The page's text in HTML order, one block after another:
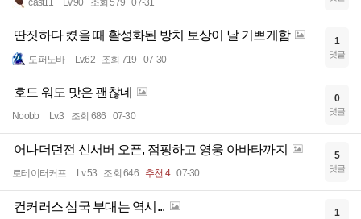
딴짓하다 켰을 때 활성화된 방치 보상이 날 기쁘게함
도퍼노바 Lv.62 조회 719 07-30
1
댓글
호드 워도 맛은 괜찮네
Noobb Lv.3 조회 686 07-30
0
댓글
어나더던전 신서버 오픈, 점핑하고 영웅 아바타까지
로테이터커프 Lv.53 조회 646 추천 4 07-30
5
댓글
컨커러스 삼국 부대는 역시... 1